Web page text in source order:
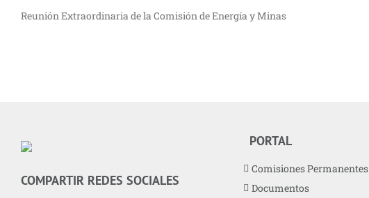
Reunión Extraordinaria de la Comisión de Energía y Minas
COMPARTIR REDES SOCIALES
PORTAL
Comisiones Permanentes
Documentos